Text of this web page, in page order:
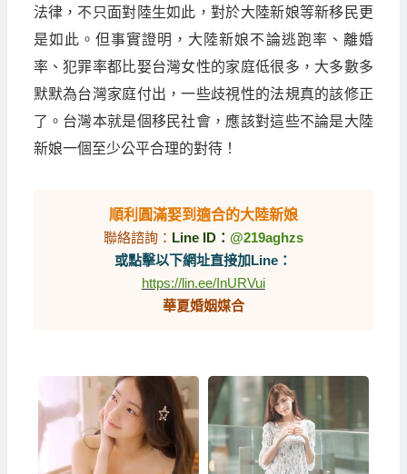
法律，不只面對陸生如此，對於大陸新娘等新移民更
是如此。但事實證明，大陸新娘不論逃跑率、離婚
率、犯罪率都比娶台灣女性的家庭低很多，大多數多
默默為台灣家庭付出，一些歧視性的法規真的該修正
了。台灣本就是個移民社會，應該對這些不論是大陸
新娘一個至少公平合理的對待！
順利圓滿娶到適合的大陸新娘
聯絡諮詢： Line ID： @219aghzs
或點擊以下網址直接加Line：
https://lin.ee/InURVui
華夏婚姻媒合